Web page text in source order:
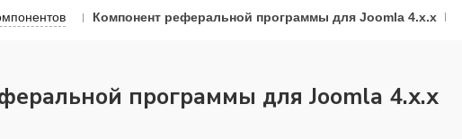
Компонент реферальной программы для Joomla 4.x.x
программы для Joomla 4.x.x